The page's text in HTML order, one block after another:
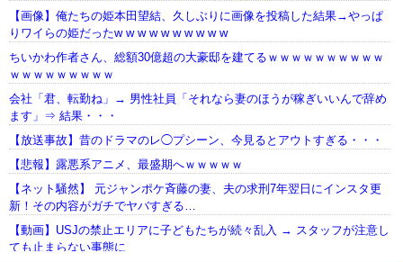
【画像】俺たちの姫本田望結、久しぶりに画像を投稿した結果→やっぱ
りワイらの姫だったw w w w w w w w w w
ちいかわ作者さん、総額30億超の大豪邸を建てるｗｗｗｗｗｗｗｗｗｗ
ｗｗｗｗｗｗｗｗｗ
会社「君、転勤ね」→ 男性社員「それなら妻のほうが稼ぎいいんで辞め
ます」⇒ 結果・・・
【放送事故】昔のドラマのレ◯プシーン、今見るとアウトすぎる・・・
【悲報】露悪系アニメ、最盛期へｗｗｗｗｗ
【ネット騒然】 元ジャンポケ斉藤の妻、夫の求刑7年翌日にインスタ更
新！その内容がガチでヤバすぎる…
【動画】USJの禁止エリアに子どもたちが続々乱入 → スタッフが注意し
ても止まらない事態に